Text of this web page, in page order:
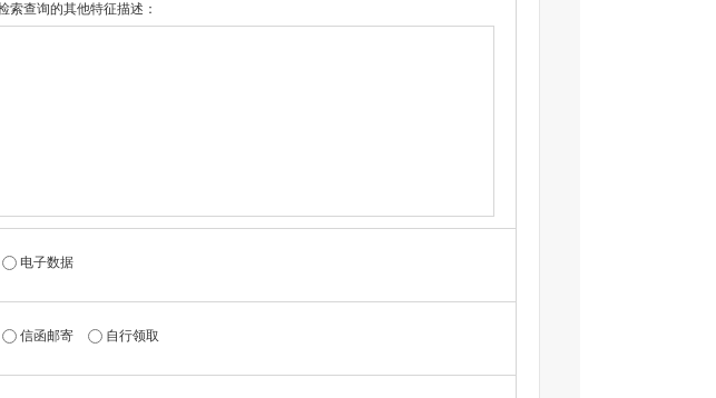
索查询的其他特征描述：
电子数据
信函邮寄 自行领取